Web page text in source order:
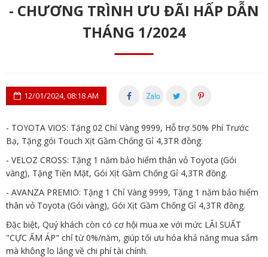
- CHƯƠNG TRÌNH ƯU ĐÃI HẤP DẪN
THÁNG 1/2024
12/01/2024, 08:18 AM
- TOYOTA VIOS: Tặng 02 Chỉ Vàng 9999, Hỗ trợ 50% Phí Trước
Bạ, Tặng gói Touch Xịt Gầm Chống Gỉ 4,3TR đồng.
- VELOZ CROSS: Tặng 1 năm bảo hiểm thân vỏ Toyota (Gói
vàng), Tặng Tiền Mặt, Gói Xịt Gầm Chống Gỉ 4,3TR đồng.
- AVANZA PREMIO: Tặng 1 Chỉ Vàng 9999, Tặng 1 năm bảo hiểm
thân vỏ Toyota (Gói vàng), Gói Xịt Gầm Chống Gỉ 4,3TR đồng.
Đặc biệt, Quý khách còn có cơ hội mua xe với mức LÃI SUẤT
"CỰC ẤM ÁP" chỉ từ 0%/năm, giúp tối ưu hóa khả năng mua sắm
mà không lo lắng về chi phí tài chính.